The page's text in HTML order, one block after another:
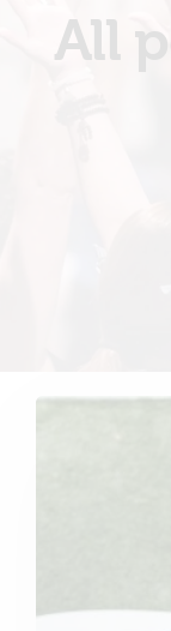
All